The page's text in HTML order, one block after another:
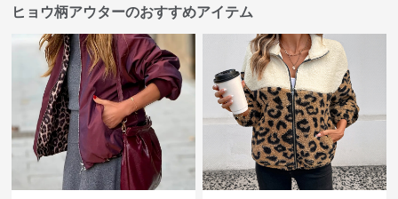
ヒョウ柄アウターのおすすめアイテム